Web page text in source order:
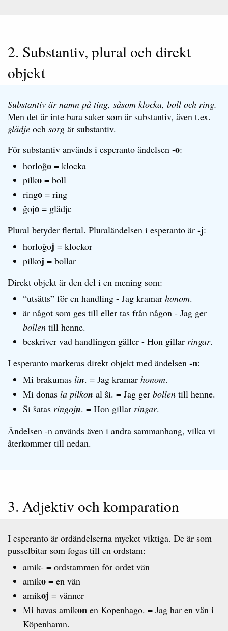
2. Substantiv, plural och direkt
objekt
Substantiv är namn på ting, såsom klocka, boll och ring.
Men det är inte bara saker som är substantiv, även t.ex.
glädje och sorg är substantiv.
För substantiv används i esperanto ändelsen -o:
horloĝo = klocka
pilko = boll
ringo = ring
ĝojo = glädje
Plural betyder flertal. Pluraländelsen i esperanto är -j:
horloĝoj = klockor
pilkoj = bollar
Direkt objekt är den del i en mening som:
“utsätts” för en handling - Jag kramar honom.
är något som ges till eller tas från någon - Jag ger
bollen till henne.
beskriver vad handlingen gäller - Hon gillar ringar.
I esperanto markeras direkt objekt med ändelsen -n:
Mi brakumas lin. = Jag kramar honom.
Mi donas la pilkon al ŝi. = Jag ger bollen till henne.
Ŝi ŝatas ringojn. = Hon gillar ringar.
Ändelsen -n används även i andra sammanhang, vilka vi
återkommer till nedan.
3. Adjektiv och komparation
I esperanto är ordändelserna mycket viktiga. De är som
pusselbitar som fogas till en ordstam:
amik- = ordstammen för ordet vän
amiko = en vän
amikoj = vänner
Mi havas amikon en Kopenhago. = Jag har en vän i
Köpenhamn.